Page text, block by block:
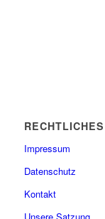
RECHTLICHES
Impressum
Datenschutz
Kontakt